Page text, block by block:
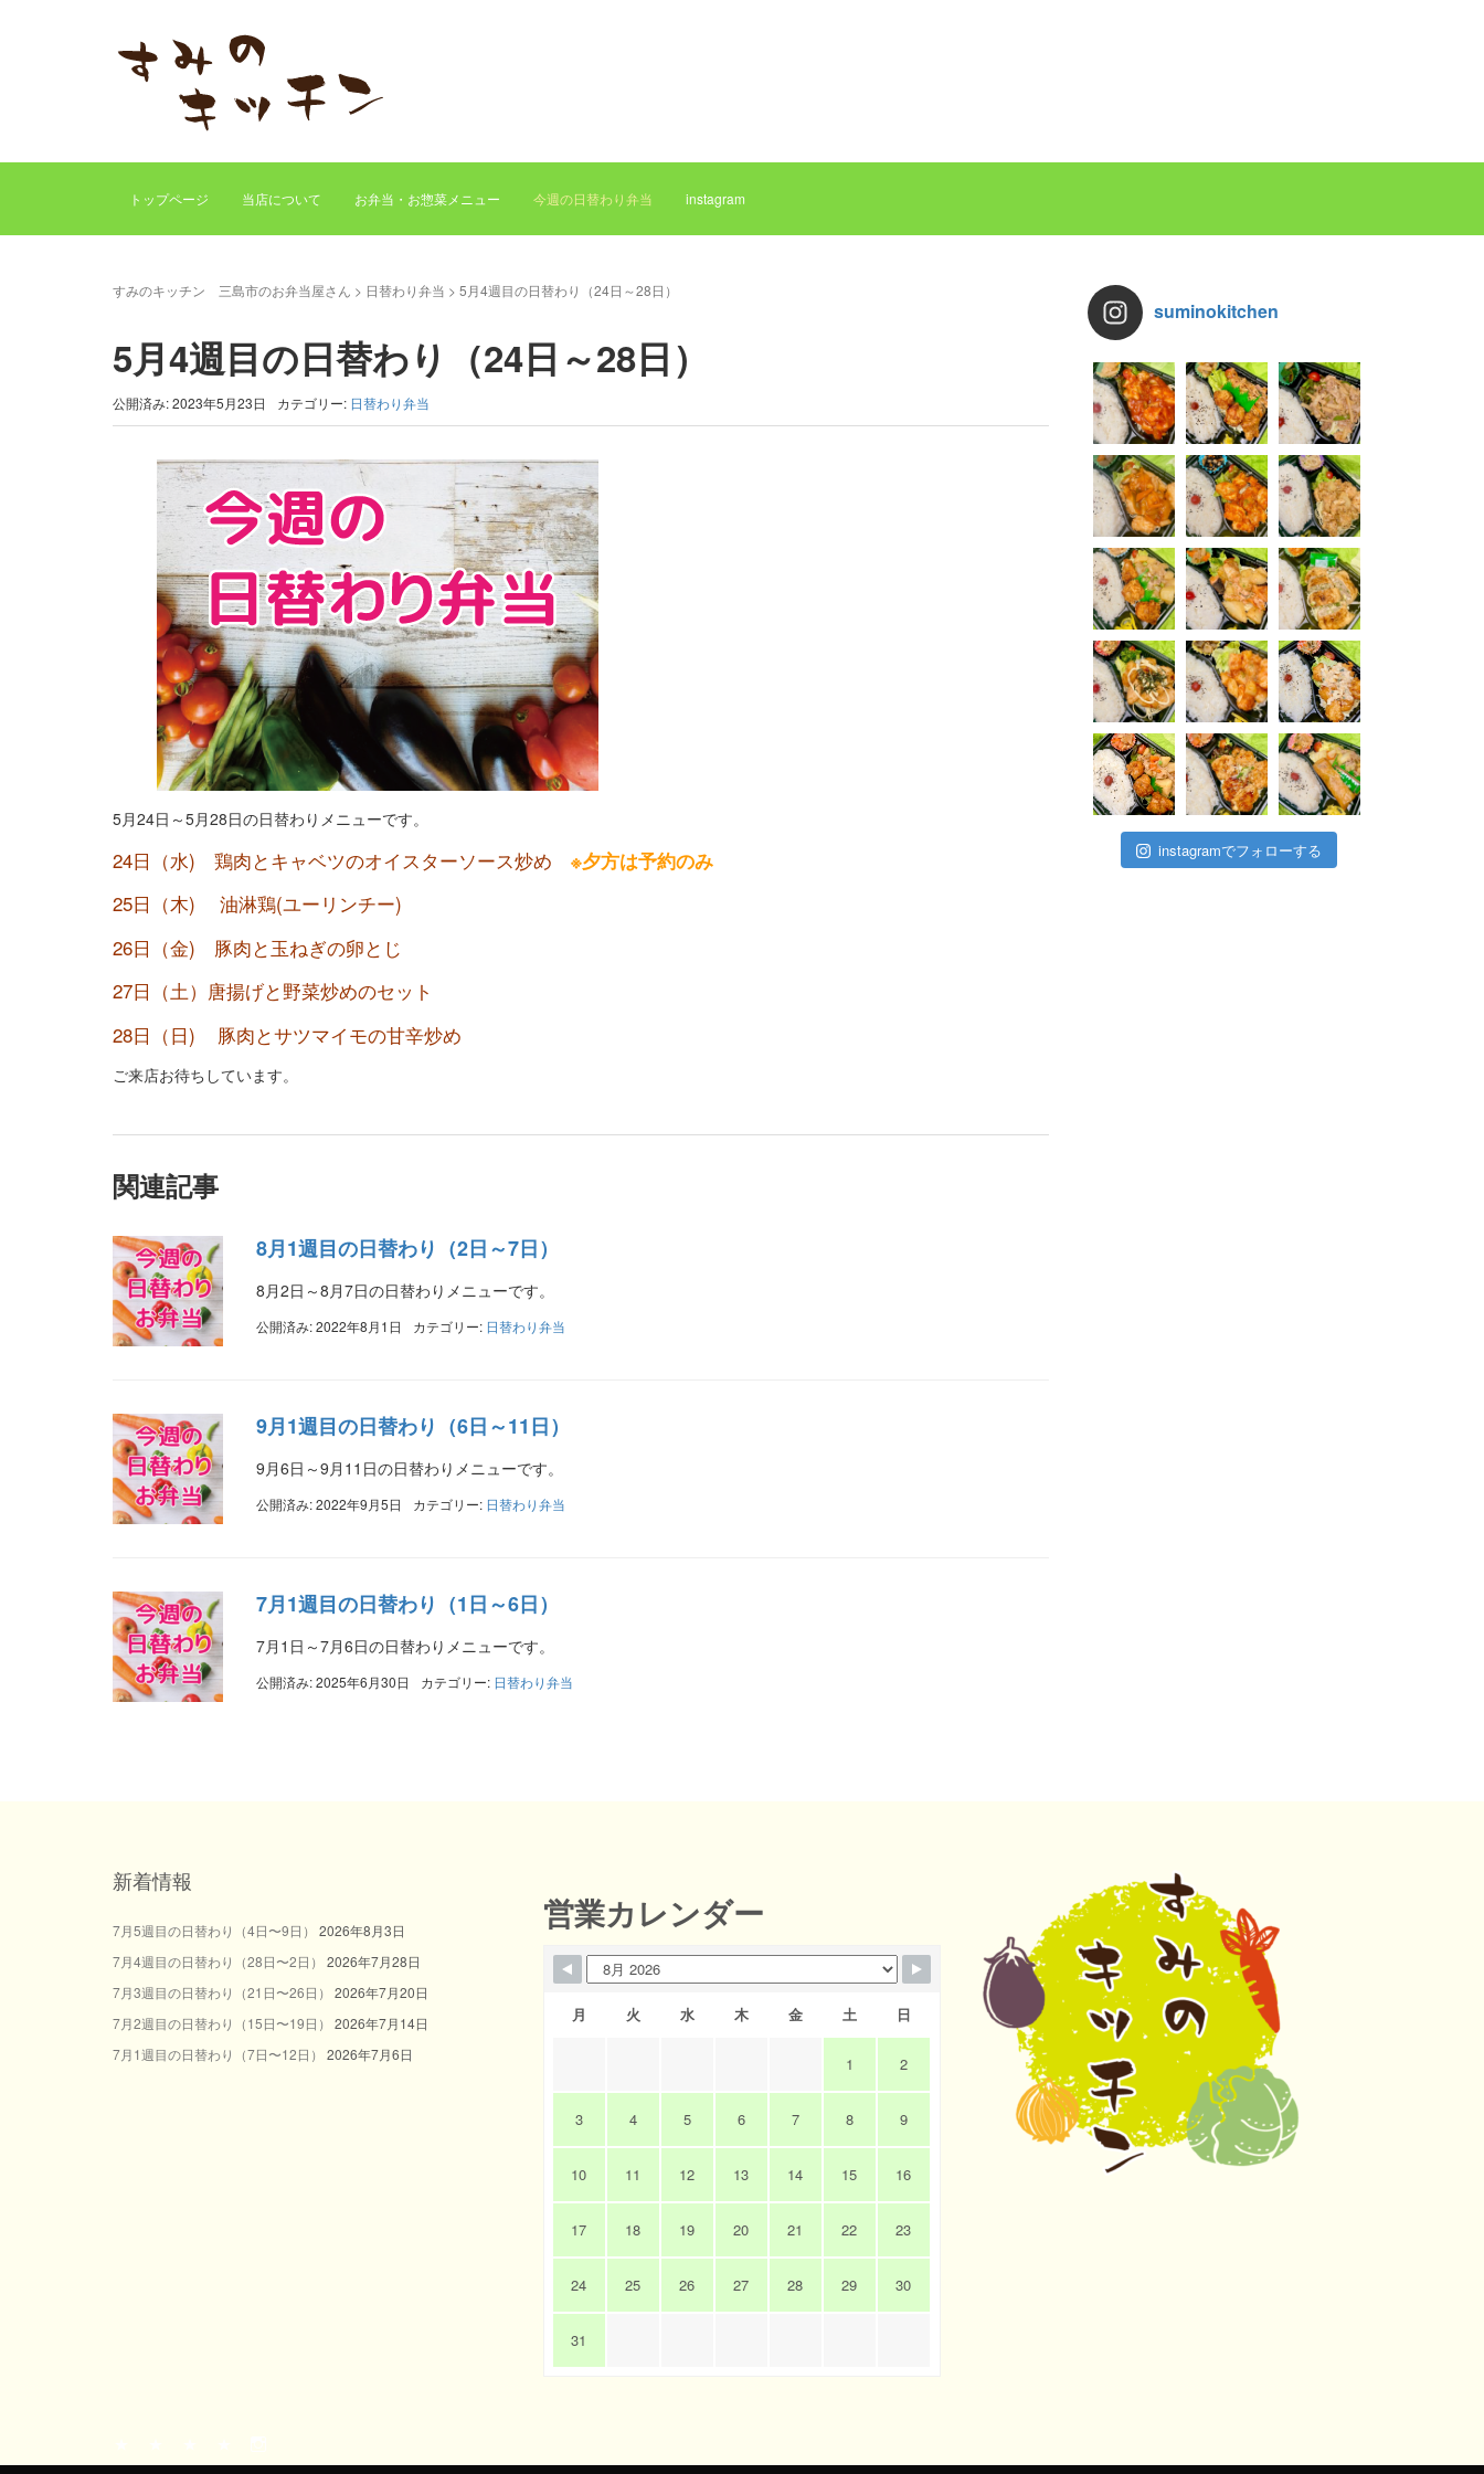
トップページ 当店について お弁当・お惣菜メニュー 今週の日替わり弁当 instagram
すみのキッチン 三島市のお弁当屋さん > 日替わり弁当 > 5月4週目の日替わり（24日～28日）
5月4週目の日替わり（24日～28日）
公開済み: 2023年5月23日 カテゴリー: 日替わり弁当
5月24日～5月28日の日替わりメニューです。
24日（水) 鶏肉とキャベツのオイスターソース炒め ※夕方は予約のみ
25日（木) 油淋鶏(ユーリンチー)
26日（金) 豚肉と玉ねぎの卵とじ
27日（土）唐揚げと野菜炒めのセット
28日（日) 豚肉とサツマイモの甘辛炒め
ご来店お待ちしています。
関連記事
8月1週目の日替わり（2日～7日）
8月2日～8月7日の日替わりメニューです。
公開済み: 2022年8月1日 カテゴリー: 日替わり弁当
9月1週目の日替わり（6日～11日）
9月6日～9月11日の日替わりメニューです。
公開済み: 2022年9月5日 カテゴリー: 日替わり弁当
7月1週目の日替わり（1日～6日）
7月1日～7月6日の日替わりメニューです。
公開済み: 2025年6月30日 カテゴリー: 日替わり弁当
suminokitchen
instagramでフォローする
新着情報
7月5週目の日替わり（4日〜9日） 2026年8月3日
7月4週目の日替わり（28日〜2日） 2026年7月28日
7月3週目の日替わり（21日〜26日） 2026年7月20日
7月2週目の日替わり（15日〜19日） 2026年7月14日
7月1週目の日替わり（7日〜12日） 2026年7月6日
営業カレンダー
月 火 水 木 金 土 日
1 2
3 4 5 6 7 8 9
10 11 12 13 14 15 16
17 18 19 20 21 22 23
24 25 26 27 28 29 30
31